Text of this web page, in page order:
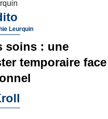
Leurquin
soins : une
temporaire face